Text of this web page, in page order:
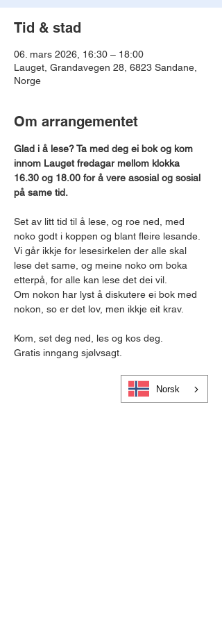
Tid & stad
06. mars 2026, 16:30 – 18:00
Lauget, Grandavegen 28, 6823 Sandane,
Norge
Om arrangementet
Glad i å lese? Ta med deg ei bok og kom
innom Lauget fredagar mellom klokka
16.30 og 18.00 for å vere asosial og sosial
på same tid.
Set av litt tid til å lese, og roe ned, med
noko godt i koppen og blant fleire lesande.
Vi går ikkje for lesesirkelen der alle skal
lese det same, og meine noko om boka
etterpå, for alle kan lese det dei vil.
Om nokon har lyst å diskutere ei bok med
nokon, so er det lov, men ikkje eit krav.
Kom, set deg ned, les og kos deg.
Gratis inngang sjølvsagt.
Norsk